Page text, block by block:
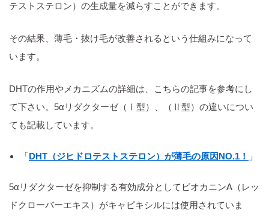
テストステロン）の生成量を減らすことができます。
その結果、薄毛・抜け毛が改善されるという仕組みになって
います。
DHTの作用やメカニズムの詳細は、こちらの記事を参考にし
て下さい。5αリダクターゼ（Ⅰ型）、（Ⅱ型）の違いについ
ても記載しています。
「DHT（ジヒドロテストステロン）が薄毛の原因NO.1！ 」
5αリダクターゼを抑制する有効成分としてビオカニンA（レッ
ドクローバーエキス）がキャピキシルには使用されていま